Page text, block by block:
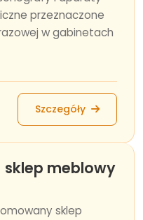
przeznaczone
w gabinetach
Szczegóły
sklep meblowy
sklep